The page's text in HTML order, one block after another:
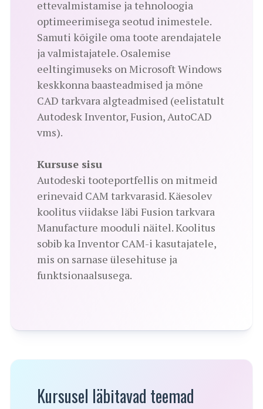
ettevalmistamise ja tehnoloogia
optimeerimisega seotud inimestele.
Samuti kõigile oma toote arendajatele
ja valmistajatele. Osalemise
eeltingimuseks on Microsoft Windows
keskkonna baasteadmised ja mõne
CAD tarkvara algteadmised (eelistatult
Autodesk Inventor, Fusion, AutoCAD
vms).
Kursuse sisu
Autodeski tooteportfellis on mitmeid
erinevaid CAM tarkvarasid. Käesolev
koolitus viidakse läbi Fusion tarkvara
Manufacture mooduli näitel. Koolitus
sobib ka Inventor CAM-i kasutajatele,
mis on sarnase ülesehituse ja
funktsionaalsusega.
Kursusel läbitavad teemad